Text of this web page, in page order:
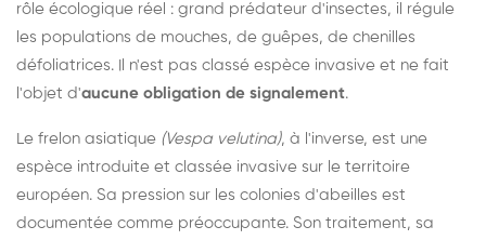
rôle écologique réel : grand prédateur d'insectes, il régule
les populations de mouches, de guêpes, de chenilles
défoliatrices. Il n'est pas classé espèce invasive et ne fait
l'objet d'aucune obligation de signalement.
Le frelon asiatique (Vespa velutina), à l'inverse, est une
espèce introduite et classée invasive sur le territoire
européen. Sa pression sur les colonies d'abeilles est
documentée comme préoccupante. Son traitement, sa